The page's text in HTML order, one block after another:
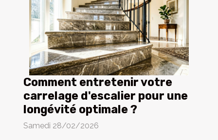
Comment entretenir votre
carrelage d'escalier pour une
longévité optimale ?
Samedi 28/02/2026